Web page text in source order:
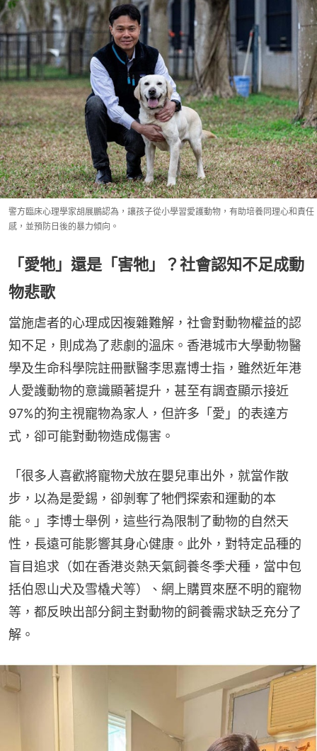
警方臨床心理學家胡展鵬認為，讓孩子從小學習愛護動物，有助培養同理心和責任
感，並預防日後的暴力傾向。
「愛牠」還是「害牠」？社會認知不足成動
物悲歌
當施虐者的心理成因複雜難解，社會對動物權益的認
知不足，則成為了悲劇的溫床。香港城市大學動物醫
學及生命科學院註冊獸醫李思嘉博士指，雖然近年港
人愛護動物的意識顯著提升，甚至有調查顯示接近
97%的狗主視寵物為家人，但許多「愛」的表達方
式，卻可能對動物造成傷害。
「很多人喜歡將寵物犬放在嬰兒車出外，就當作散
步，以為是愛錫，卻剝奪了牠們探索和運動的本
能。」李博士舉例，這些行為限制了動物的自然天
性，長遠可能影響其身心健康。此外，對特定品種的
盲目追求（如在香港炎熱天氣飼養冬季犬種，當中包
括伯恩山犬及雪橇犬等）、網上購買來歷不明的寵物
等，都反映出部分飼主對動物的飼養需求缺乏充分了
解。